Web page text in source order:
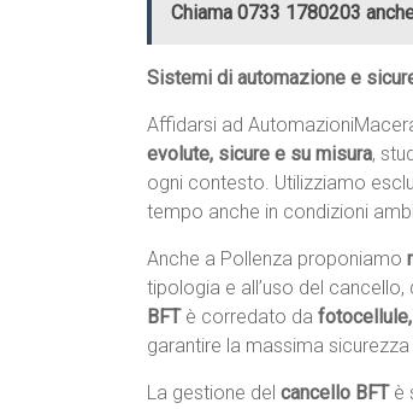
Chiama 0733 1780203
Sistemi di automazione e
Affidarsi ad
evolute, sicure e su misura,
ogni contesto. Utilizziamo
tempo anche in condizioni
Anche a Pollenza proponiamo
tipologia e all’uso del
BFTè corredato da
garantire la massima
La gestione del cancello BFTè